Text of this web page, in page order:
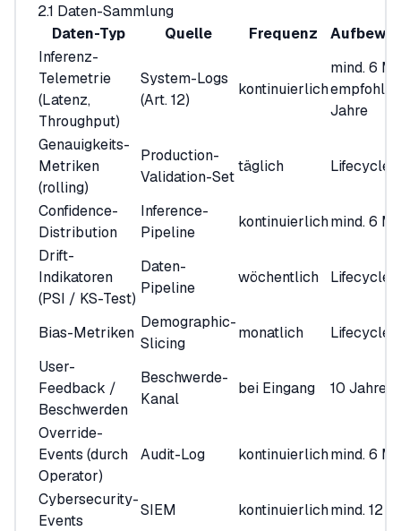
2.1 Daten-Sammlung
Daten-Typ
Quelle Frequenz
Inferenz-
Telemetrie
(Latenz,
Throughput)
System-Logs
(Art. 12)
kontinuierlich
mind. 6
Jahre
Genauigkeits-
Metriken
(rolling)
Production-
Validation-Set
täglich Lifecycle
Confidence-
Distribution
Inference-
Pipeline
kontinuierlichmind. 6
Drift-
Indikatoren
(PSI / KS-Test)
Daten-
Pipeline
wöchentlich Lifecycle
Bias-Metriken
Demographic-
Slicing
monatlich
Lifecycle
User-
Feedback /
Beschwerden
Beschwerde-
Kanal
bei Eingang 10 Jahre
Override-
Events (durch
Operator)
Audit-Log kontinuierlichmind. 6
Cybersecurity-
Events
SIEM kontinuierlichmind. 12